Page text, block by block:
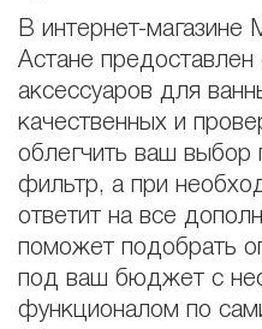
В интернет-магазине
Астане
аксессуаров для
качественных и
облегчить ваш
фильтр, а при
ответит на все
поможет подобрать
под ваш бюджет с
функционалом по